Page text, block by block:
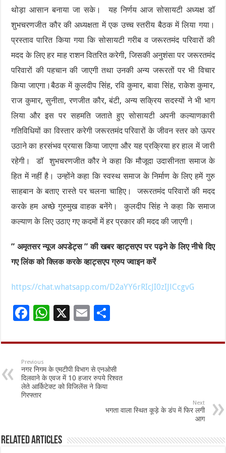
थोड़ा आसान बनाया जा सके। यह निर्णय आज सोसायटी अध्यक्ष डॉ
शुभचरणजीत कौर की अध्यक्षता में एक उच्च स्तरीय बैठक में लिया गया।
प्रस्ताव पारित किया गया कि सोसायटी गरीब व जरूरतमंद परिवारों की
मदद के लिए हर माह राशन वितरित करेगी, जिसकी अनुशंसा पर जरूरतमंद
परिवारों की पहचान की जाएगी तथा उनकी अन्य जरूरतों पर भी विचार
किया जाएगा।बैठक में कुलदीप सिंह, रवि कुमार, बावा सिंह, राकेश कुमार,
राज कुमार, सुनीता, रणजीत कौर, बंटी, अन्य सक्रिय सदस्यों ने भी भाग
लिया और इस पर सहमति जताते हुए सोसायटी अपनी कल्याणकारी
गतिविधियों का विस्तार करेगी जरूरतमंद परिवारों के जीवन स्तर को ऊपर
उठाने का हरसंभव प्रयास किया जाएगा और यह प्रक्रिया हर हाल में जारी
रहेगी। डॉ शुभचरणजीत कौर ने कहा कि मौजूदा उदासीनता समाज के
हित में नहीं है। उन्होंने कहा कि स्वस्थ समाज के निर्माण के लिए हमें गुरु
साहबान के बताए रास्ते पर चलना चाहिए। जरूरतमंद परिवारों की मदद
करके हम अच्छे गुरुमुख वाहक बनेंगे। कुलदीप सिंह ने कहा कि समाज
कल्याण के लिए उठाए गए कदमों में हर प्रकार की मदद की जाएगी।
” अमृतसर न्यूज अपडेट्स ” की खबर व्हाट्सएप पर पढ़ने के लिए नीचे दिए
गए लिंक को क्लिक करके व्हाट्सएप ग्रुप ज्वाइन करें
https://chat.whatsapp.com/D2aYY6rRIcJI0zIJlCcgvG
F
e
b
o
o
W
at
sA
p
p
X
E
ai
l
ar
e
Previous
नगर निगम के एमटीपी विभाग से एनओसी
दिलवाने के एवज में 10 हजार रुपये रिश्वत
लेते आर्किटेक्ट को विजिलेंस ने किया
गिरफ्तार
Next
भगता वाला स्थित कूड़े के डंप में फिर लगी
आग
Related Articles